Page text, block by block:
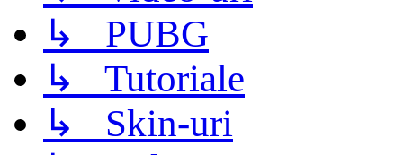
↳ PUBG
↳ Tutoriale
↳ Skin-uri